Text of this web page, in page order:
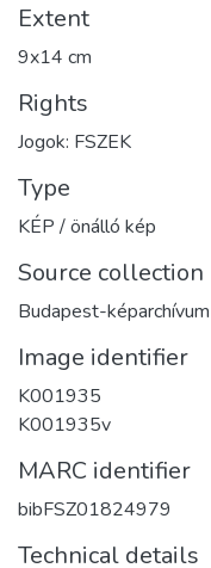
Extent
9x14 cm
Rights
Jogok: FSZEK
Type
KÉP / önálló kép
Source collection
Budapest-képarchívum
Image identifier
K001935
K001935v
MARC identifier
bibFSZ01824979
Technical details